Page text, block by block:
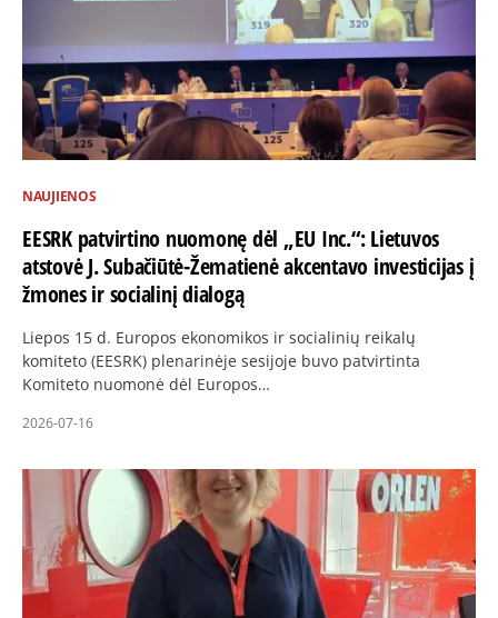
NAUJIENOS
EESRK patvirtino nuomonę dėl „EU Inc.“: Lietuvos
atstovė J. Subačiūtė-Žematienė akcentavo investicijas į
žmones ir socialinį dialogą
Liepos 15 d. Europos ekonomikos ir socialinių reikalų
komiteto (EESRK) plenarinėje sesijoje buvo patvirtinta
Komiteto nuomonė dėl Europos…
2026-07-16